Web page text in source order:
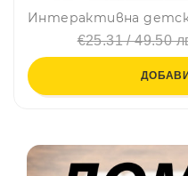
€25.31 / 49.50